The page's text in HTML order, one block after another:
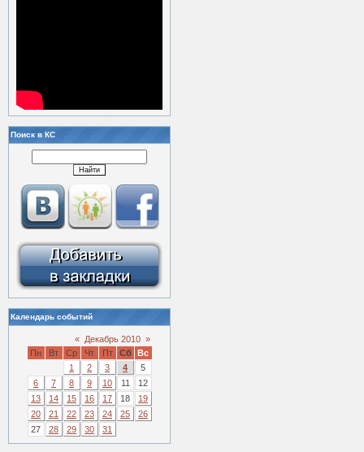
Поиск в КС
Календарь событий
« Декабрь 2010 »
Пн
Вт Ср Чт Пт Сб
Вс
1
2 3 4
5
6
7 8 9 10 11
12
13
14 15 16 17 18
19
20
21 22 23 24 25
26
27
28 29 30 31